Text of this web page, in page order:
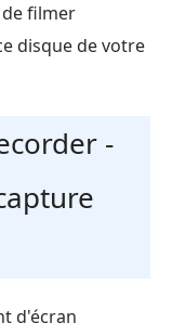
filmer
disque de votre
-
d'écran